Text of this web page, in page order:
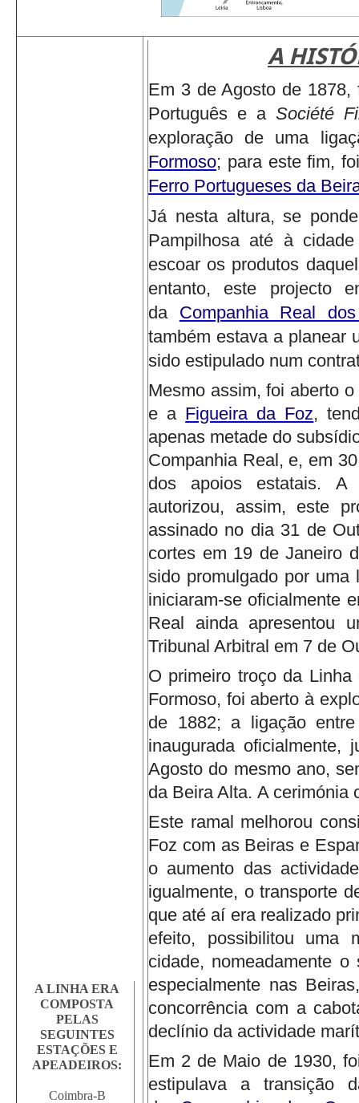
A LINHA ERA
COMPOSTA
PELAS
SEGUINTES
ESTAÇÕES E
APEADEIROS:
Coimbra-B
A
Em 3 de Agosto de
Português e a Société
exploração de uma
Formoso; para este fim,
Ferro Portugueses da
Já nesta altura, se
Pampilhosa até à
escoar os produtos
entanto, este projecto
da
Companhia Real
também estava a planear
sido estipulado num
Mesmo assim, foi aberto
e a Figueira da Foz,
apenas metade do
Companhia Real, e, em
dos apoios estatais.
A
autorizou, assim, este
assinado no dia 31 de
cortes em 19 de Janeiro
sido promulgado por
iniciaram-se oficialmente
Real ainda apresentou
Tribunal Arbitral em 7 de
O primeiro troço da
Formoso, foi aberto à
de 1882; a ligação
inaugurada
Agosto do mesmo ano,
da Beira Alta. A cerimónia
Este ramal melhorou
Foz com as Beiras e
o aumento das
igualmente, o transporte
que até aí era realizado
efeito, possibilitou uma
cidade, nomeadamente
especialmente nas
concorrência com a
declínio da actividade
Em 2 de Maio de 1930,
estipulava a transição